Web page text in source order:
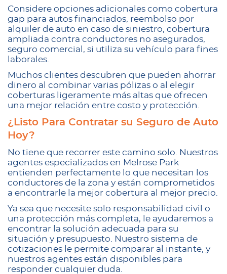
Considere opciones adicionales como cobertura
gap para autos financiados, reembolso por
alquiler de auto en caso de siniestro, cobertura
ampliada contra conductores no asegurados,
seguro comercial, si utiliza su vehículo para fines
laborales.
Muchos clientes descubren que pueden ahorrar
dinero al combinar varias pólizas o al elegir
coberturas ligeramente más altas que ofrecen
una mejor relación entre costo y protección.
¿Listo Para Contratar su Seguro de Auto
Hoy?
No tiene que recorrer este camino solo. Nuestros
agentes especializados en Melrose Park
entienden perfectamente lo que necesitan los
conductores de la zona y están comprometidos
a encontrarle la mejor cobertura al mejor precio.
Ya sea que necesite solo responsabilidad civil o
una protección más completa, le ayudaremos a
encontrar la solución adecuada para su
situación y presupuesto. Nuestro sistema de
cotizaciones le permite comparar al instante, y
nuestros agentes están disponibles para
responder cualquier duda.